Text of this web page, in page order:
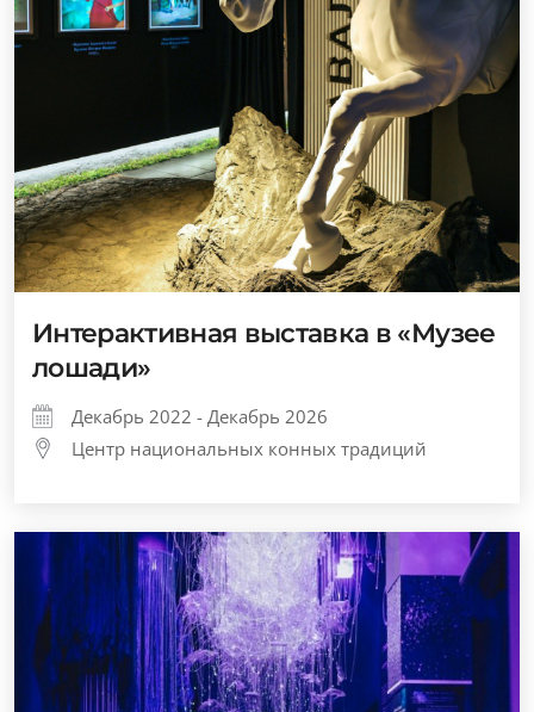
Интерактивная выставка в «Музее
лошади»
Декабрь 2022 - Декабрь 2026
Центр национальных конных традиций